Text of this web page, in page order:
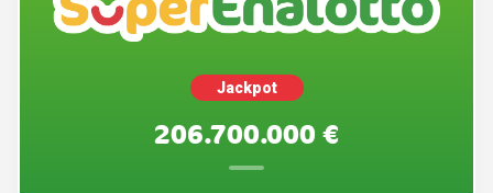
Jackpot
206.700.000 €